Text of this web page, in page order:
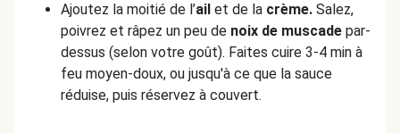
Ajoutez la moitié de l’ail et de la crème. Salez,
poivrez et râpez un peu de noix de muscade par-
dessus (selon votre goût). Faites cuire 3-4 min à
feu moyen-doux, ou jusqu'à ce que la sauce
réduise, puis réservez à couvert.